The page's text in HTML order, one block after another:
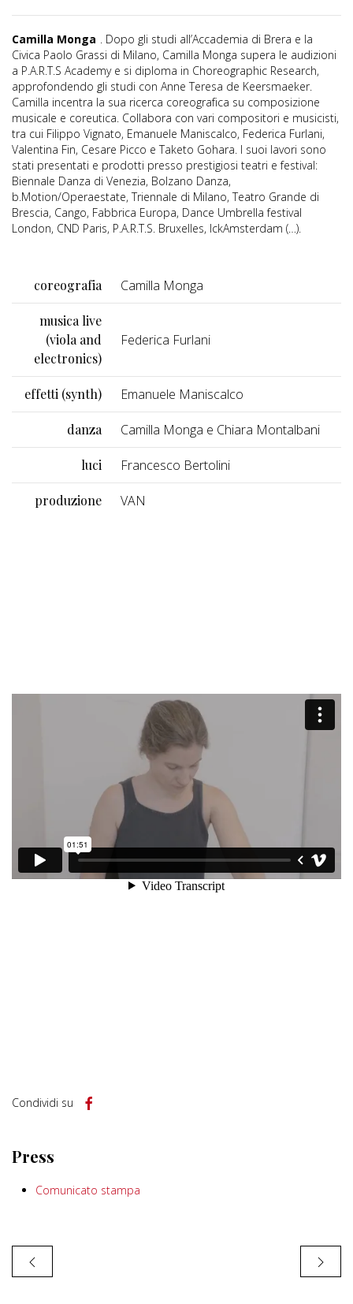
Camilla Monga . Dopo gli studi all’Accademia di Brera e la
Civica Paolo Grassi di Milano, Camilla Monga supera le audizioni
a P.A.R.T.S Academy e si diploma in Choreographic Research,
approfondendo gli studi con Anne Teresa de Keersmaeker.
Camilla incentra la sua ricerca coreografica su composizione
musicale e coreutica. Collabora con vari compositori e musicisti,
tra cui Filippo Vignato, Emanuele Maniscalco, Federica Furlani,
Valentina Fin, Cesare Picco e Taketo Gohara. I suoi lavori sono
stati presentati e prodotti presso prestigiosi teatri e festival:
Biennale Danza di Venezia, Bolzano Danza,
b.Motion/Operaestate, Triennale di Milano, Teatro Grande di
Brescia, Cango, Fabbrica Europa, Dance Umbrella festival
London, CND Paris, P.A.R.T.S. Bruxelles, IckAmsterdam (…).
coreografia Camilla Monga
musica live
(viola and
electronics)
Federica Furlani
effetti (synth) Emanuele Maniscalco
danza Camilla Monga e Chiara Montalbani
luci Francesco Bertolini
produzione VAN
Condividi su
Press
Comunicato stampa